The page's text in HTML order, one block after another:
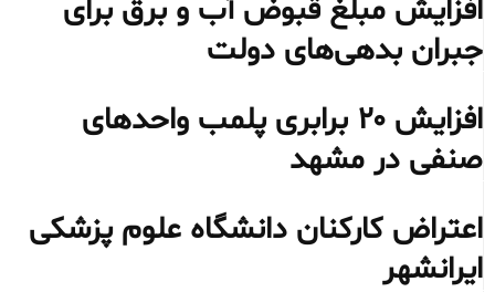
افزایش مبلغ قبوض آب و برق برای
جبران بدهی‌های دولت
افزایش ۲۰ برابری پلمب واحدهای
صنفی در مشهد
اعتراض کارکنان دانشگاه علوم پزشکی
ایرانشهر